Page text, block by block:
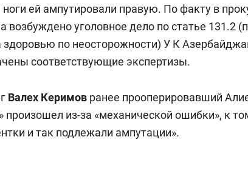
ноги ей ампутировали правую. По факту в
возбуждено уголовное дело по статье 131.2
здоровью по неосторожности) У К
соответствующие экспертизы.
Валех Керимов ранее прооперировавший
произошел из-за «механической ошибки», к
и так подлежали ампутации».